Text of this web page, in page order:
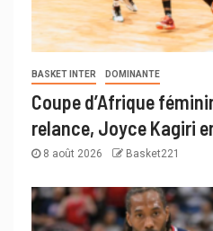
BASKET INTER DOMINANTE
Coupe d’Afrique
relance, Joyce Kagiri
8 août 2026 Basket221